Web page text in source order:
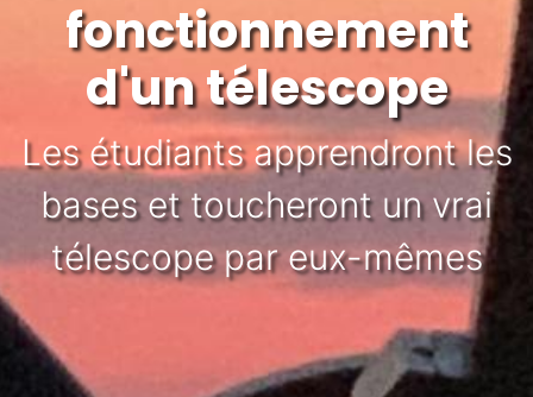
fonctionnement
d'un télescope
Les étudiants apprendront les
bases et toucheront un vrai
télescope par eux-mêmes